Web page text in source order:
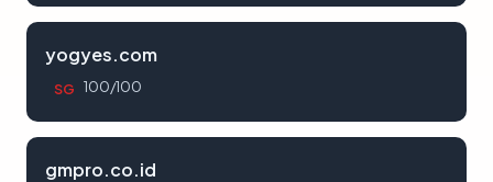
yogyes.com
SG 100/100
gmpro.co.id